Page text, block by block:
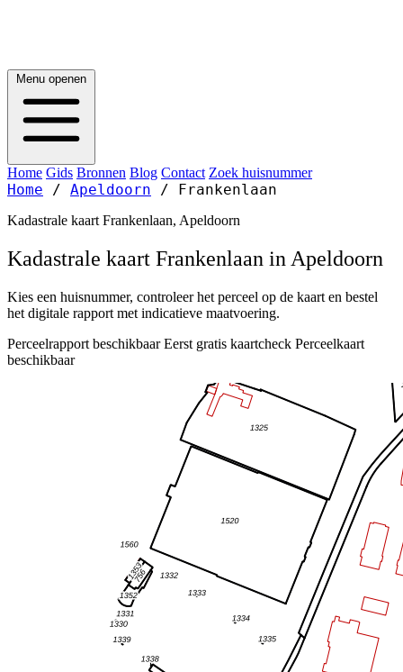
Menu openen
Home Gids Bronnen Blog Contact Zoek huisnummer
Home / Apeldoorn / Frankenlaan
Kadastrale kaart Frankenlaan, Apeldoorn
Kadastrale kaart Frankenlaan in Apeldoorn
Kies een huisnummer, controleer het perceel op de kaart en bestel
het digitale rapport met indicatieve maatvoering.
Perceelrapport beschikbaar Eerst gratis kaartcheck Perceelkaart
beschikbaar